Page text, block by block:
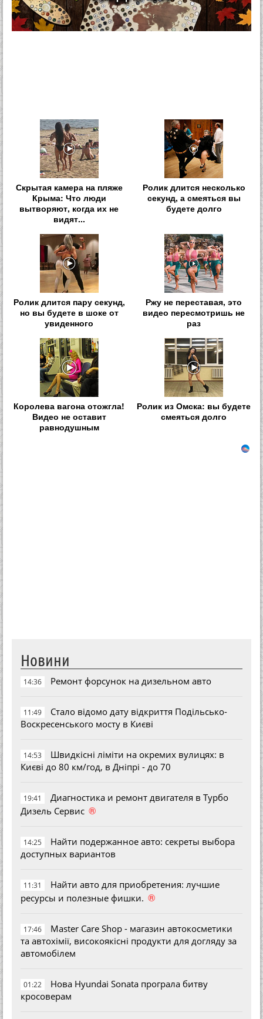
Скрытая камера на пляже
Крыма: Что люди
вытворяют, когда их не
видят...
Ролик длится несколько
секунд, а смеяться вы
будете долго
Ролик длится пару секунд,
но вы будете в шоке от
увиденного
Ржу не переставая, это
видео пересмотришь не
раз
Королева вагона отожгла!
Видео не оставит
равнодушным
Ролик из Омска: вы будете
смеяться долго
Новини
14:36 Ремонт форсунок на дизельном авто
11:49
Стало відомо дату відкриття Подільсько-
Воскресенського мосту в Києві
14:53
Швидкісні ліміти на окремих вулицях: в
Києві до 80 км/год, в Дніпрі - до 70
19:41
Диагностика и ремонт двигателя в Турбо
Дизель Сервис ®
14:25
Найти подержанное авто: секреты выбора
доступных вариантов
11:31
Найти авто для приобретения: лучшие
ресурсы и полезные фишки. ®
17:46
Master Care Shop - магазин автокосметики
та автохімії, високоякісні продукти для догляду за
автомобілем
01:22
Нова Hyundai Sonata програла битву
кросоверам